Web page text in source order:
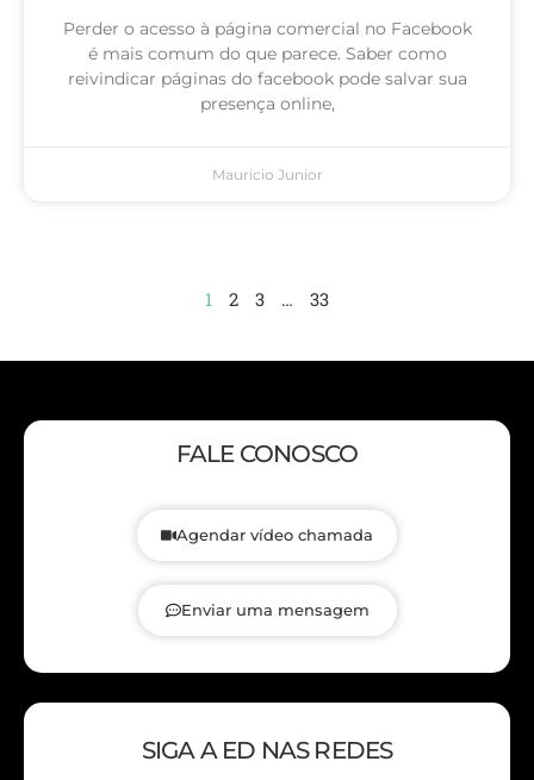
Perder o acesso à página comercial no Facebook
é mais comum do que parece. Saber como
reivindicar páginas do facebook pode salvar sua
presença online,
Mauricio Junior
1 2 3 … 33
FALE CONOSCO
Agendar vídeo chamada
Enviar uma mensagem
SIGA A ED NAS REDES